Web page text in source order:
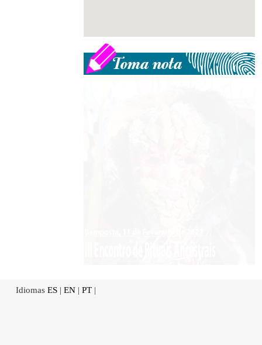
Idiomas ES | EN | PT |